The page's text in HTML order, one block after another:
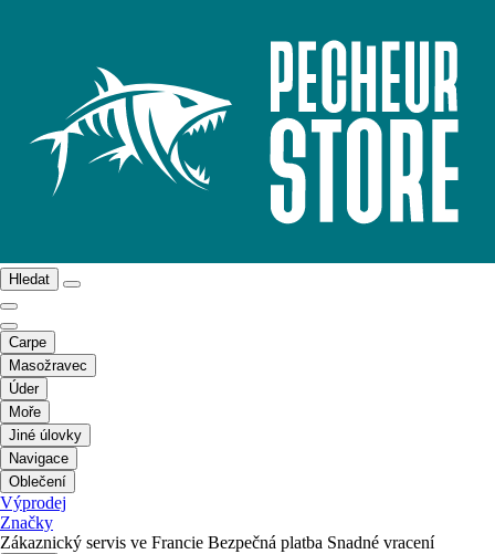
Hledat
Carpe
Masožravec
Úder
Moře
Jiné úlovky
Navigace
Oblečení
Výprodej
Značky
Zákaznický servis ve Francie Bezpečná platba Snadné vracení